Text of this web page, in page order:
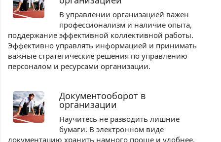
В управлении организацией важен
профессионализм и наличие опыта,
поддержание эффективной коллективной работы.
Эффективно управлять информацией и принимать
важные стратегические решения по управлению
персоналом и ресурсами организации.
Документооборот в
организации
Научитесь не разводить лишние
бумаги. В электронном виде
документацию хранить намного проще и удобнее,